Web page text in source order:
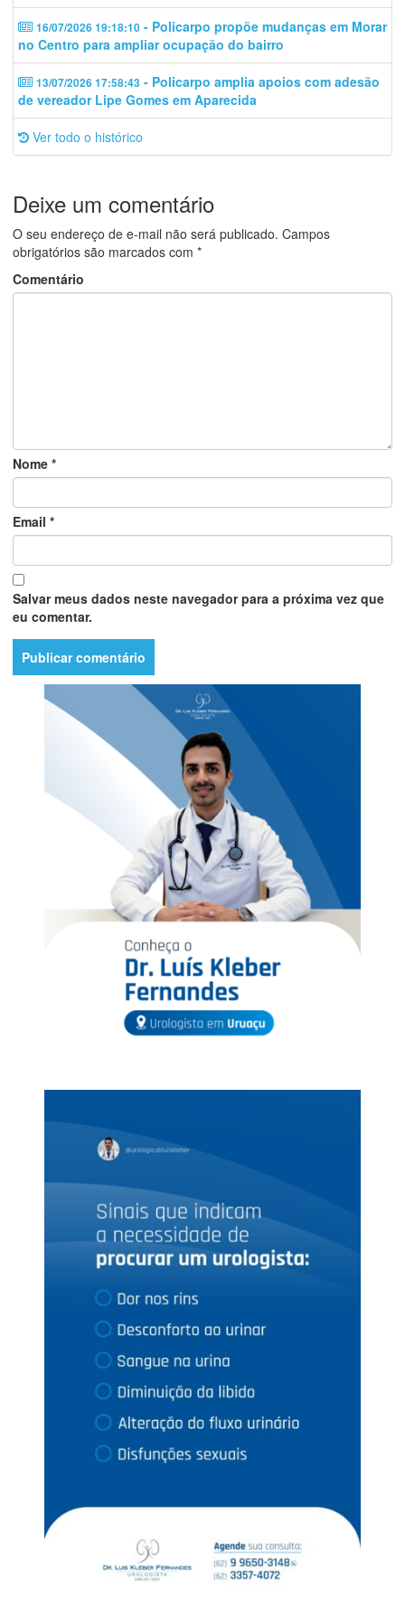
16/07/2026 19:18:10 - Policarpo propõe mudanças em Morar
no Centro para ampliar ocupação do bairro
13/07/2026 17:58:43 - Policarpo amplia apoios com adesão
de vereador Lipe Gomes em Aparecida
Ver todo o histórico
Deixe um comentário
O seu endereço de e-mail não será publicado. Campos
obrigatórios são marcados com *
Comentário
Nome *
Email *
Salvar meus dados neste navegador para a próxima vez que
eu comentar.